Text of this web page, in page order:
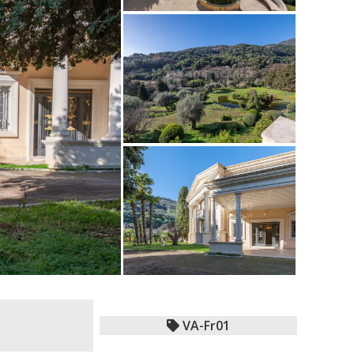
VA-Fr01